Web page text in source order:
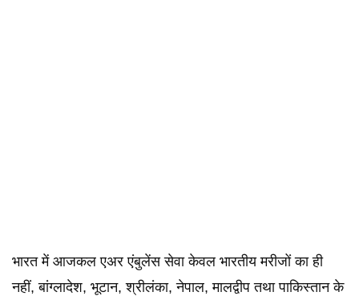
भारत में आजकल एअर एंबुलेंस सेवा केवल भारतीय मरीजों का ही
नहीं, बांग्लादेश, भूटान, श्रीलंका, नेपाल, मालद्वीप तथा पाकिस्तान के